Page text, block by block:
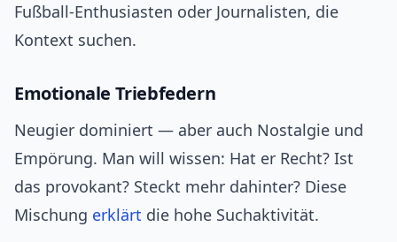
Fußball-Enthusiasten oder Journalisten, die
Kontext suchen.
Emotionale Triebfedern
Neugier dominiert — aber auch Nostalgie und
Empörung. Man will wissen: Hat er Recht? Ist
das provokant? Steckt mehr dahinter? Diese
Mischung erklärt die hohe Suchaktivität.